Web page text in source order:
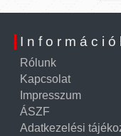
Rólunk
Kapcsolat
Impresszum
ÁSZF
Adatkezelési